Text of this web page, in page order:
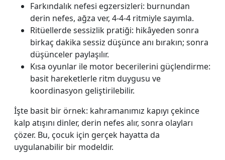
Farkındalık nefesi egzersizleri: burnundan
derin nefes, ağza ver, 4-4-4 ritmiyle sayımla.
Ritüellerde sessizlik pratiği: hikâyeden sonra
birkaç dakika sessiz düşünce anı bırakın; sonra
düşünceler paylaşılır.
Kısa oyunlar ile motor becerilerini güçlendirme:
basit hareketlerle ritm duygusu ve
koordinasyon geliştirilebilir.
İşte basit bir örnek: kahramanımız kapıyı çekince
kalp atışını dinler, derin nefes alır, sonra olayları
çözer. Bu, çocuk için gerçek hayatta da
uygulanabilir bir modeldir.